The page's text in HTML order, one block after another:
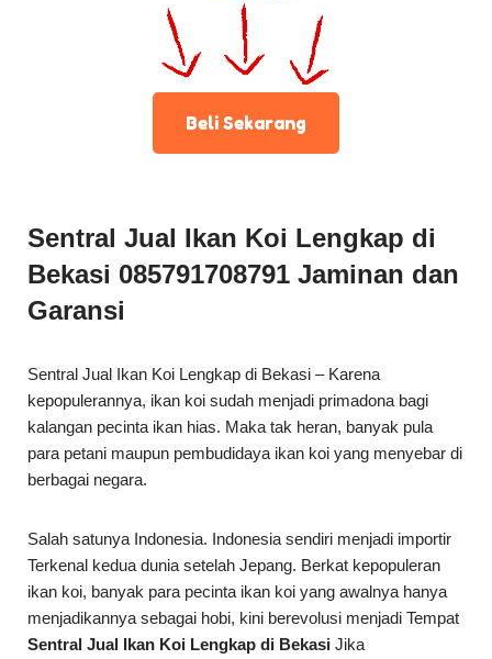
Beli Sekarang
Sentral Jual Ikan Koi Lengkap di
Bekasi 085791708791 Jaminan dan
Garansi
Sentral Jual Ikan Koi Lengkap di Bekasi – Karena
kepopulerannya, ikan koi sudah menjadi primadona bagi
kalangan pecinta ikan hias. Maka tak heran, banyak pula
para petani maupun pembudidaya ikan koi yang menyebar di
berbagai negara.
Salah satunya Indonesia. Indonesia sendiri menjadi importir
Terkenal kedua dunia setelah Jepang. Berkat kepopuleran
ikan koi, banyak para pecinta ikan koi yang awalnya hanya
menjadikannya sebagai hobi, kini berevolusi menjadi Tempat
Sentral Jual Ikan Koi Lengkap di Bekasi Jika